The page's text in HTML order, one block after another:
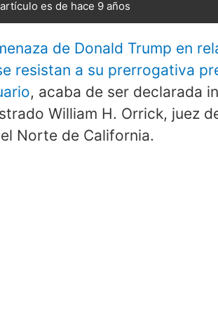
es de hace 9 años
de Donald Trump en
resistan a su prerrogativa
, acaba de ser declarada
William H. Orrick, juez
Norte de California.